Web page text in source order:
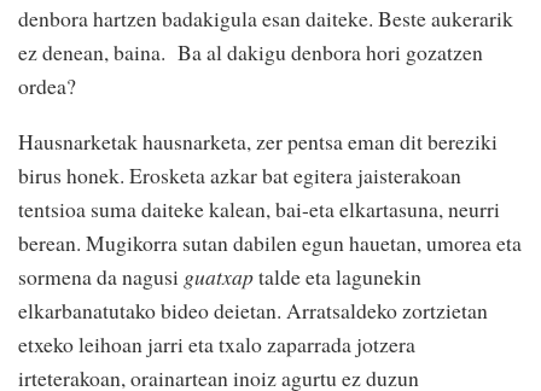
denbora hartzen badakigula esan daiteke. Beste aukerarik
ez denean, baina. Ba al dakigu denbora hori gozatzen
ordea?
Hausnarketak hausnarketa, zer pentsa eman dit bereziki
birus honek. Erosketa azkar bat egitera jaisterakoan
tentsioa suma daiteke kalean, bai-eta elkartasuna, neurri
berean. Mugikorra sutan dabilen egun hauetan, umorea eta
sormena da nagusi guatxaptalde eta lagunekin
elkarbanatutako bideo deietan. Arratsaldeko zortzietan
etxeko leihoan jarri eta txalo zaparrada jotzera
irteterakoan, orainartean inoiz agurtu ez duzun